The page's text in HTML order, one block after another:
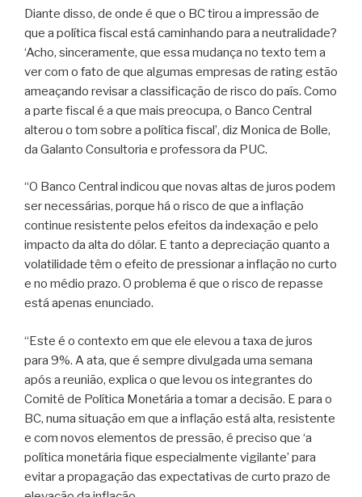
Diante disso, de onde é que o BC tirou a impressão de
que a política fiscal está caminhando para a neutralidade?
‘Acho, sinceramente, que essa mudança no texto tem a
ver com o fato de que algumas empresas de rating estão
ameaçando revisar a classificação de risco do país. Como
a parte fiscal é a que mais preocupa, o Banco Central
alterou o tom sobre a política fiscal’, diz Monica de Bolle,
da Galanto Consultoria e professora da PUC.
“O Banco Central indicou que novas altas de juros podem
ser necessárias, porque há o risco de que a inflação
continue resistente pelos efeitos da indexação e pelo
impacto da alta do dólar. E tanto a depreciação quanto a
volatilidade têm o efeito de pressionar a inflação no curto
e no médio prazo. O problema é que o risco de repasse
está apenas enunciado.
“Este é o contexto em que ele elevou a taxa de juros
para 9%. A ata, que é sempre divulgada uma semana
após a reunião, explica o que levou os integrantes do
Comitê de Política Monetária a tomar a decisão. E para o
BC, numa situação em que a inflação está alta, resistente
e com novos elementos de pressão, é preciso que ‘a
política monetária fique especialmente vigilante’ para
evitar a propagação das expectativas de curto prazo de